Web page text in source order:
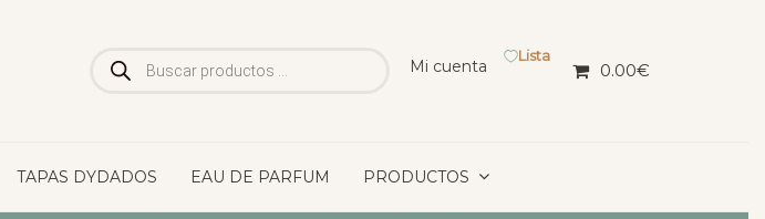
de
productos
Mi cuenta
Lista
0.00€
TAPAS DYDADOS EAU DE PARFUM PRODUCTOS